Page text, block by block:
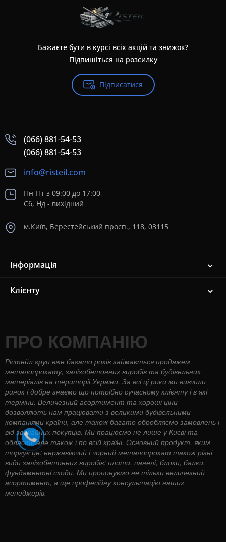
Бажаєте бути в курсі всіх акцій та знижок?
Підпишіться на розсилку
Підписатися
(066) 881-54-53
(066) 881-54-53
info@risteil.com
Пн-Пт з 09:00 до 17:00,
Сб, Нд - вихідний
м.Київ, Берестейський просп., 118, 03115
Інформація
Клієнту
ПРО КОМПАНІЮ
Рістейл груп вже багато років займається продажем
металопрокату, залізобетонних виробів та будівельних
матеріалів на території України. За всі ці роки ми вивчили
ринок і добре знаємо що потрібно сучасному клієнту і в які
терміни. Величезний асортимент та хороші ціни
дозволяють нам працювати з великими будівельними
компаніями країни, але також багато обробляємо замовлень і
від звичайних покупців. Ми працюємо не лише у Києві та
області, але також і по всій країні. Основний продукт, яким
торгує це: нержавіючий і чорний металопрокат також різні
види залізобетонних виробів: плити, панелі, блоки, балки,
фундаментні сходи. Ми пропонуємо не тільки величезний
асортимент, а ще професійну консультацію наших
менеджерів.